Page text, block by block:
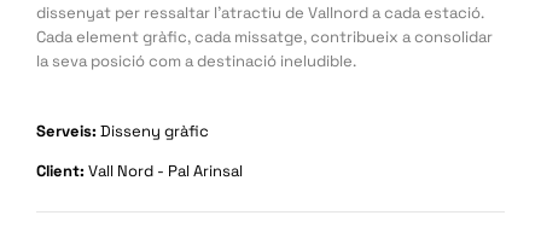
dissenyat per ressaltar l'atractiu de Vallnord a cada estació.
Cada element gràfic, cada missatge, contribueix a consolidar
la seva posició com a destinació ineludible.
Serveis: Disseny gràfic
Client: Vall Nord - Pal Arinsal